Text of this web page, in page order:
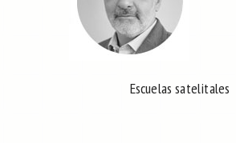
Escuelas satelitales